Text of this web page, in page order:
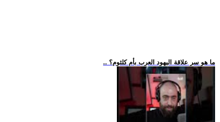
.. ما هو سر علاقة اليهود العرب بأم كلثوم؟